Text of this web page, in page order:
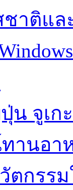
ชาติแ
น จูเก
านอา
ตกรร